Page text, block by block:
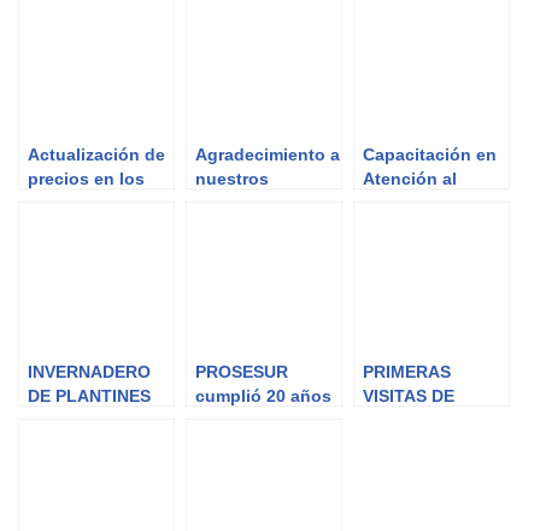
Actualización de
precios en los
Agradecimiento a
nuestros
Capacitación en
Atención al
INVERNADERO
DE PLANTINES
PROSESUR
cumplió 20 años
PRIMERAS
VISITAS DE